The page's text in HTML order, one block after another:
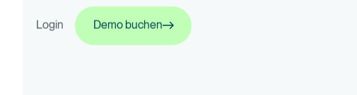
Login
Demo buchen
Demo buchen